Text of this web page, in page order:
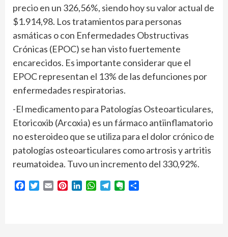
precio en un 326,56%, siendo hoy su valor actual de
$1.914,98. Los tratamientos para personas
asmáticas o con Enfermedades Obstructivas
Crónicas (EPOC) se han visto fuertemente
encarecidos. Es importante considerar que el
EPOC representan el 13% de las defunciones por
enfermedades respiratorias.
-El medicamento para Patologías Osteoarticulares,
Etoricoxib (Arcoxia) es un fármaco antiinflamatorio
no esteroideo que se utiliza para el dolor crónico de
patologías osteoarticulares como artrosis y artritis
reumatoidea. Tuvo un incremento del 330,92%.
Facebook
Twitter
Email PinterestLinkedInWhatsApp
TelegramEvernote